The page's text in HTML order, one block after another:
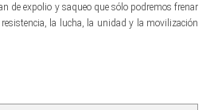
de expolio y saqueo que sólo podremos frenar
la lucha, la unidad y la movilización